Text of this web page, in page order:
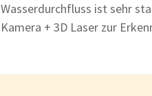
Wasserdurchfluss ist sehr
Kamera + 3D Laser zur